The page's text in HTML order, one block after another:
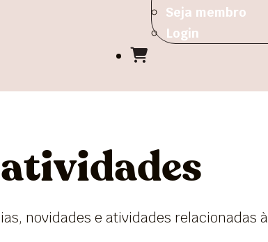
Seja membro
Login
novidades e atividades relacionadas à